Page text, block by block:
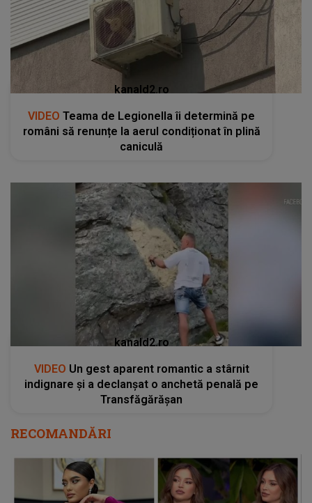
kanald2.ro
VIDEO Teama de Legionella îi determină pe
români să renunțe la aerul condiționat în plină
caniculă
kanald2.ro
VIDEO Un gest aparent romantic a stârnit
indignare și a declanșat o anchetă penală pe
Transfăgărășan
RECOMANDĂRI